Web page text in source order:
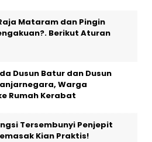
Mataram dan Pingin
Berikut Aturan
Dusun Batur dan Dusun
Warga
Rumah Kerabat
Tersembunyi Penjepit
Kian Praktis!